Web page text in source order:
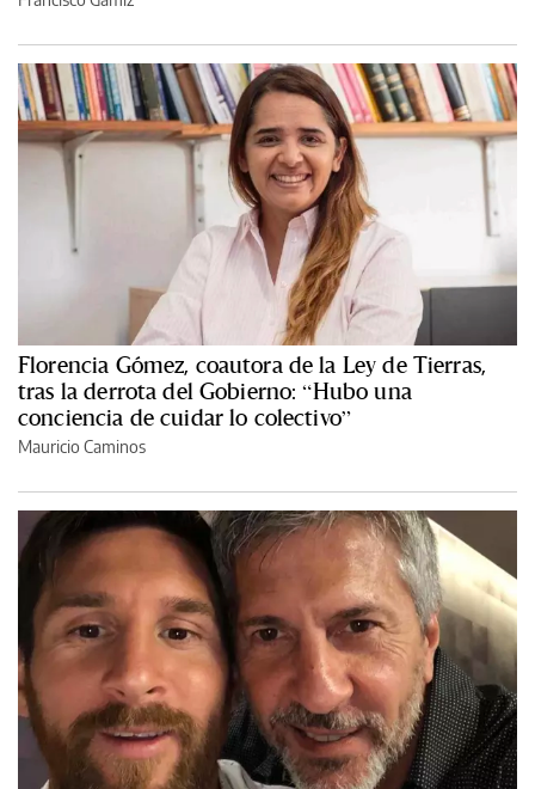
Florencia Gómez, coautora de la Ley de Tierras,
tras la derrota del Gobierno: “Hubo una
conciencia de cuidar lo colectivo”
Mauricio Caminos